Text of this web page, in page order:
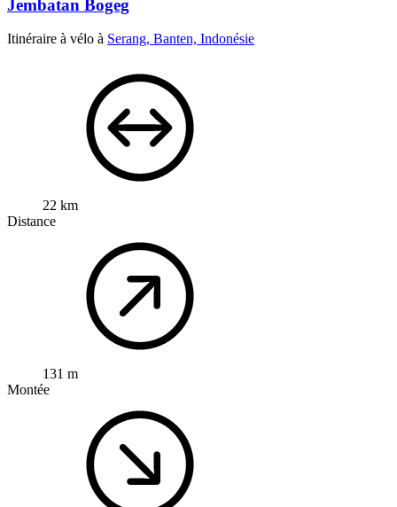
Jembatan Bogeg
Itinéraire à vélo à Serang, Banten, Indonésie
22 km
Distance
131 m
Montée